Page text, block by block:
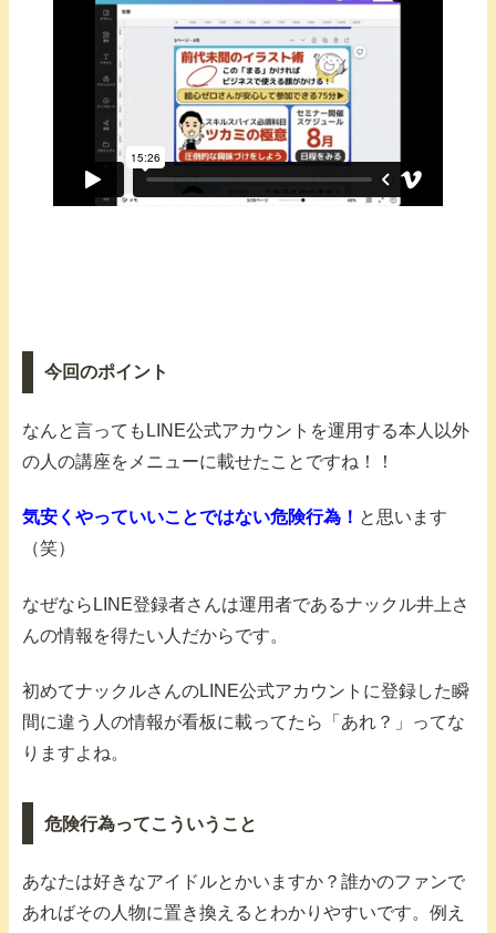
今回のポイント
なんと言ってもLINE公式アカウントを運用する本人以外
の人の講座をメニューに載せたことですね！！
気安くやっていいことではない危険行為！ と思います
（笑）
なぜならLINE登録者さんは運用者であるナックル井上さ
んの情報を得たい人だからです。
初めてナックルさんのLINE公式アカウントに登録した瞬
間に違う人の情報が看板に載ってたら「あれ？」ってな
りますよね。
危険行為ってこういうこと
あなたは好きなアイドルとかいますか？誰かのファンで
あればその人物に置き換えるとわかりやすいです。例え